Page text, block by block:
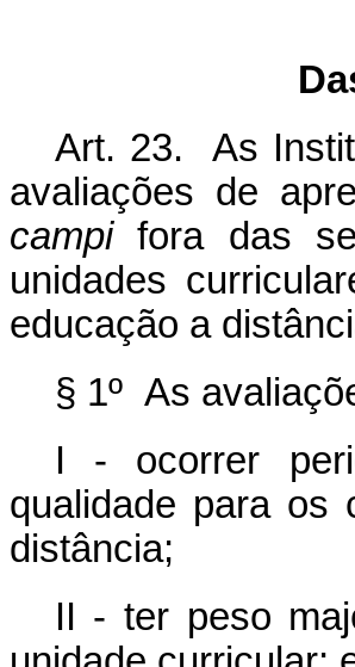
Art. 23. As
avaliações de
campifora das
unidades
educação a
§ 1º As
I - ocorrer
qualidade para os
distância;
II - ter peso